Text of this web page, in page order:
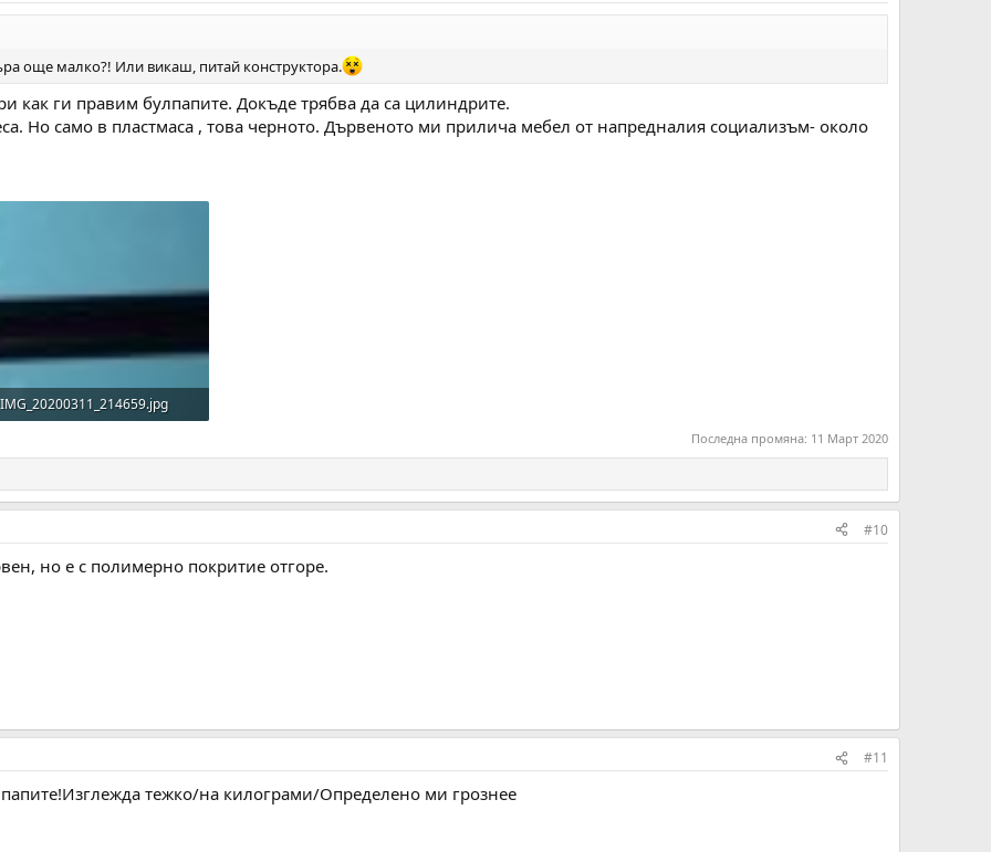
още малко?! Или викаш, питай конструктора.
как ги правим булпапите. Докъде трябва да са цилиндрите.
Но само в пластмаса , това черното. Дървеното ми прилича мебел от напредналия социализъм- около
IMG_20200311_214659.jpg
Последна промяна: 11 Март 2020
#10
но е с полимерно покритие отгоре.
#11
тежко/на килограми/Определено ми грознее